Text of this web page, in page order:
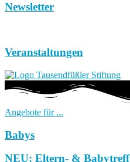
Newsletter
Veranstaltungen
Angebote für ...
Babys
NEU: Eltern- & Babytreff